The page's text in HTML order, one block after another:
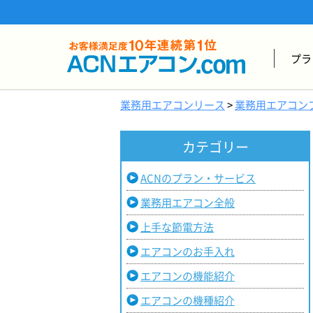
プ
業務用エアコンリース >業務用エアコン
カテゴリー
ACNのプラン・サービス
業務用エアコン全般
上手な節電方法
エアコンのお手入れ
エアコンの機能紹介
エアコンの機種紹介